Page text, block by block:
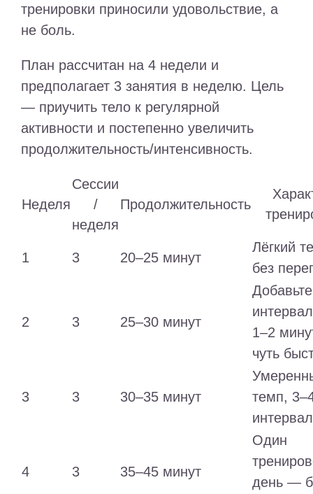
тренировки приносили удовольствие, а
не боль.
План рассчитан на 4 недели и
предполагает 3 занятия в неделю. Цель
— приучить тело к регулярной
активности и постепенно увеличить
продолжительность/интенсивность.
Неделя
Сессии
/
неделя
Продолжительность
1 3 20–25 минут
Лёгкий
без
2 3 25–30 минут
1–2
чуть
3 3 30–35 минут
темп,
4 3 35–45 минут
Один
день —